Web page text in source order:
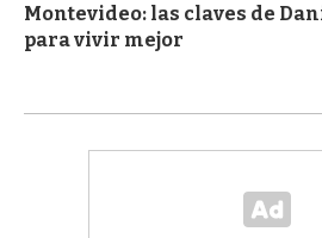
Montevideo: las claves de
para vivir mejor